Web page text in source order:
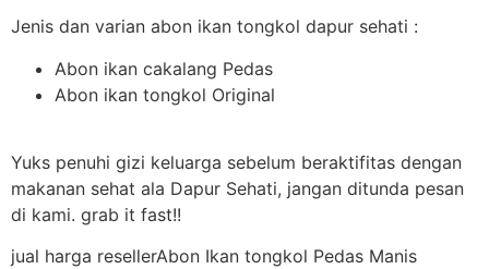
Jenis dan varian abon ikan tongkol dapur sehati :
Abon ikan cakalang Pedas
Abon ikan tongkol Original
Yuks penuhi gizi keluarga sebelum beraktifitas dengan
makanan sehat ala Dapur Sehati, jangan ditunda pesan
di kami. grab it fast!!
jual harga resellerAbon Ikan tongkol Pedas Manis